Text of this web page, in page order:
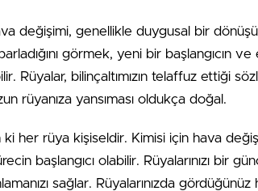
değişimi, genellikle duygusal bir
görmek, yeni bir başlangıcın
Rüyalar, bilinçaltımızın telaffuz ettiği
rüyanıza yansıması oldukça doğal.
ki her rüya kişiseldir. Kimisi için hava
başlangıcı olabilir. Rüyalarınızı bir
sağlar. Rüyalarınızda